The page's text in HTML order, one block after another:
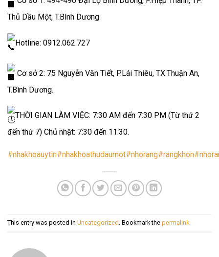
Thủ Dầu Một, T.Bình Dương
Hotline: 0912.062.727
Cơ sở 2: 75 Nguyễn Văn Tiết, P.Lái Thiêu, TX.Thuận An,
T.Bình Dương.
THỜI GIAN LÀM VIỆC: 7:30 AM đến 7:30 PM (Từ thứ 2
đến thứ 7) Chủ nhật: 7:30 đến 11:30.
#nhakhoauytin#nhakhoathudaumot#nhorang#rangkhon
This entry was posted in Uncategorized . Bookmark the permalink.